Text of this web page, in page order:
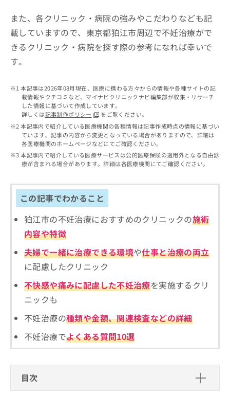
また、各クリニック・病院の強みやこだわりなども記
載していますので、東京都狛江市周辺で不妊治療がで
きるクリニック・病院を探す際の参考になれば幸いで
す。
本記事は2026年08月現在、医療に携わる方々からの情報や各種サイトの記
載情報やクチコミなど、マイナビクリニックナビ編集部が収集・リサーチ
した情報に基づいて作成しています。
詳しくは記事制作ポリシー
をご覧ください。
本記事内で紹介している医療機関の各種情報は記事作成時点の情報に基づい
ています。記事の内容から変更となっている場合がありますので、詳細は
各医療機関のホームページなどにてご確認ください。
本記事内で紹介している医療サービスは公的医療保険の適用外となる自由診
療が含まれる場合があります。詳細は各医療機関にてご確認ください。
この記事でわかること
狛江市の不妊治療におすすめのクリニックの施術
内容や特徴
夫婦で一緒に治療できる環境や仕事と治療の両立
に配慮したクリニック
不快感や痛みに配慮した不妊治療を実施するクリ
ニックも
不妊治療の種類や金額、関連検査などの詳細
不妊治療でよくある質問10選
目次
は
こ
ち
ら
マイ
ナビ
クリ
ニッ
クナ
ビサ
イト
お問
合せ
ーム
りま
クリ
ニッ
クの
約・
症状
のご
相談
など
はで
せん
ので
ご了
承く
ださ
い
合
わ
せ
は
こ
ら
の
求
ち
無
報
の
し
み
は
は
こ
ち
ら
告
お
合
は
ち
ら
料
請
こ
ら
報